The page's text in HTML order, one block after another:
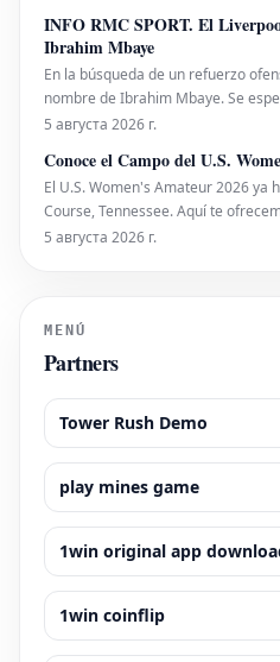
INFO RMC SPORT. El
Ibrahim Mbaye
En la búsqueda de un refuerzo
nombre de Ibrahim Mbaye. Se
conversaciones entre los 'Reds' y el
los de Anfield continúan siguiendo
5 августа 2026 г.
Conoce el Campo del U.S.
El U.S. Women's Amateur 2026 ya
Course, Tennessee. Aquí te
de competidoras y las opciones
5 августа 2026 г.
MENÚ
Partners
Tower Rush Demo
play mines game
1win original app
1win coinflip